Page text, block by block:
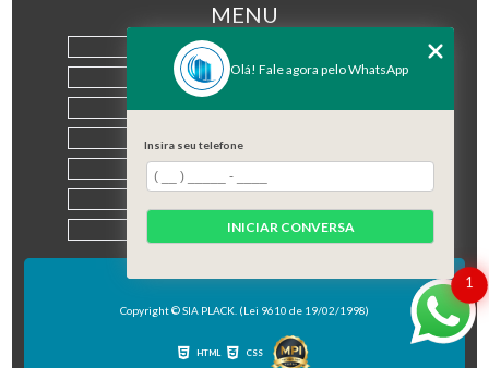
MENU
EMPRESA
PRODUTOS
MAPA DO SITE
Copyright © SIA PLACK. (Lei 9610 de 19/02/1998)
HTML CSS
1
Olá! Fale agora pelo WhatsApp
Insira seu telefone
INICIAR CONVERSA